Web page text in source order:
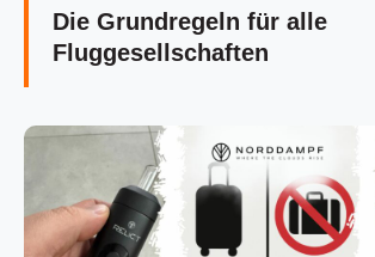
Die Grundregeln für alle
Fluggesellschaften